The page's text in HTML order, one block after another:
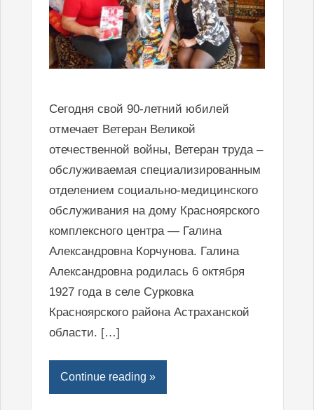
Сегодня свой 90-летний юбилей
отмечает Ветеран Великой
отечественной войны, Ветеран труда –
обслуживаемая специализированным
отделением социально-медицинского
обслуживания на дому Красноярского
комплексного центра — Галина
Александровна Корчунова. Галина
Александровна родилась 6 октября
1927 года в селе Сурковка
Красноярского района Астраханской
области. […]
Continue reading »